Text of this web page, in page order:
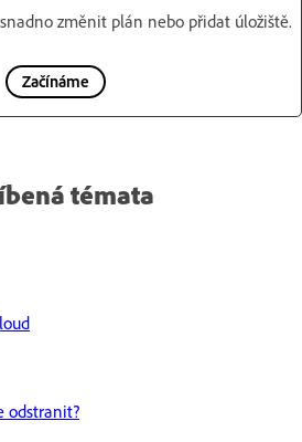
změnit plán nebo přidat úložiště.
Začínáme
témata
odstranit?